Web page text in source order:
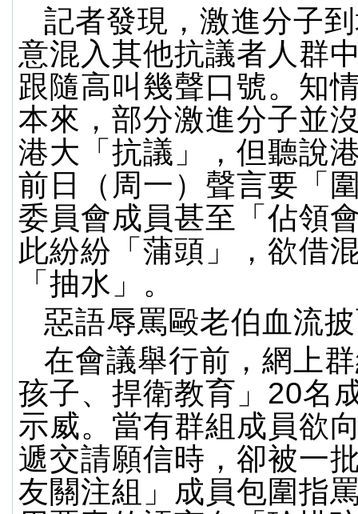
記者發現，激進分子
意混入其他抗議者人群
跟隨高叫幾聲口號。知
本來，部分激進分子並
港大「抗議」，但聽說
前日（周一）聲言要「
委員會成員甚至「佔領
此紛紛「蒲頭」，欲借
「抽水」。
惡語辱罵毆老伯血流
在會議舉行前，網上
孩子、捍衛教育」20名
示威。當有群組成員欲
遞交請願信時，卻被一
友關注組」成員包圍指